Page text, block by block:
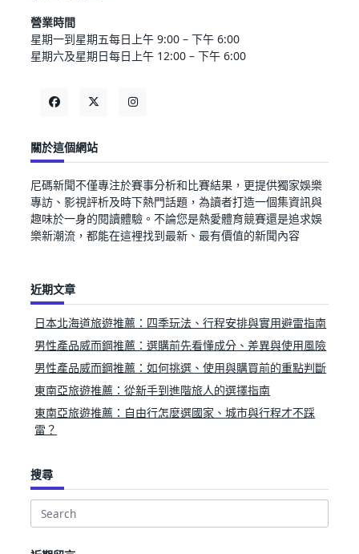
營業時間
星期一到星期五每日上午 9:00 – 下午 6:00
星期六及星期日每日上午 12:00 – 下午 6:00
關於這個網站
尼碼新聞不僅專注於賽事分析和比賽結果，更提供獨家娛樂
專訪、影視評析及時下熱門話題，為讀者打造一個集資訊與
趣味於一身的閱讀體驗。不論您是熱愛體育競賽還是追求娛
樂新潮流，都能在這裡找到最新、最有價值的新聞內容
近期文章
日本北海道旅遊推薦：四季玩法、行程安排與實用避雷指南
男性產品威而鋼推薦：選購前先看懂成分、差異與使用風險
男性產品威而鋼推薦：如何挑選、使用與購買前的重點判斷
東南亞旅遊推薦：從新手到進階旅人的選擇指南
東南亞旅遊推薦：自由行怎麼選國家、城市與行程才不踩
雷？
搜尋
Search